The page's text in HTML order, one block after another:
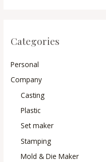
Categories
Personal
Company
Casting
Plastic
Set maker
Stamping
Mold & Die Maker